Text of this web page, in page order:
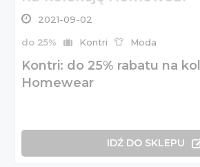
2021-09-02
do 25% Kontri Moda
Kontri: do 25% rabatu na
Homewear
IDŹ DO SKLEPU